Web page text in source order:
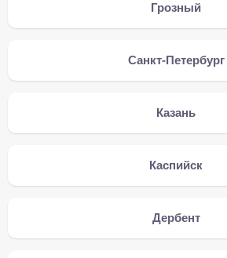
Грозный
Санкт-Петербург
Казань
Каспийск
Дербент